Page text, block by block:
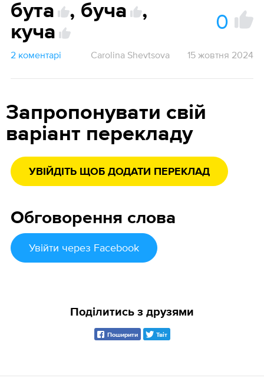
бута , буча
,
куча
0
2 коментарі Carolina Shevtsova 15 жовтня 2024
Запропонувати свій
варіант перекладу
УВІЙДІТЬ ЩОБ ДОДАТИ ПЕРЕКЛАД
Обговорення слова
Увійти через Facebook
Поділитись з друзями
Поширити Твіт